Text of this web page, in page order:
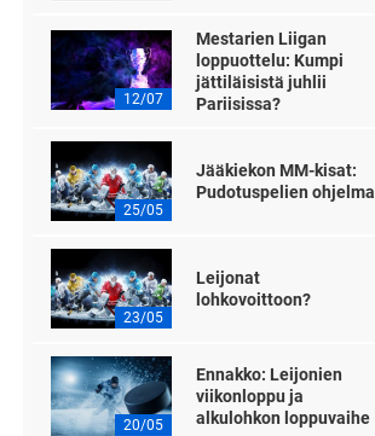
12/07
Mestarien Liigan
loppuottelu: Kumpi
jättiläisistä juhlii
Pariisissa?
25/05
Jääkiekon MM-kisat:
Pudotuspelien ohjelma
23/05
Leijonat
lohkovoittoon?
20/05
Ennakko: Leijonien
viikonloppu ja
alkulohkon loppuvaihe